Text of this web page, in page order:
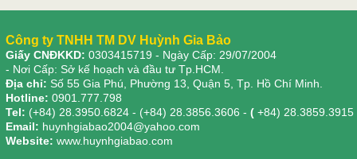
Công ty TNHH TM DV Huỳnh Gia Bảo
Giấy CNĐKKD: 0303415719 - Ngày Cấp: 29/07/2004
- Nơi Cấp: Sở kế hoạch và đầu tư Tp.HCM.
Địa chỉ: Số 55 Gia Phú, Phường 13, Quận 5, Tp. Hồ Chí Minh.
Hotline: 0901.777.798
Tel: (+84) 28.3950.6824 - (+84) 28.3856.3606 - ( +84) 28.3859.3915
Email: huynhgiabao2004@yahoo.com
Website: www.huynhgiabao.com